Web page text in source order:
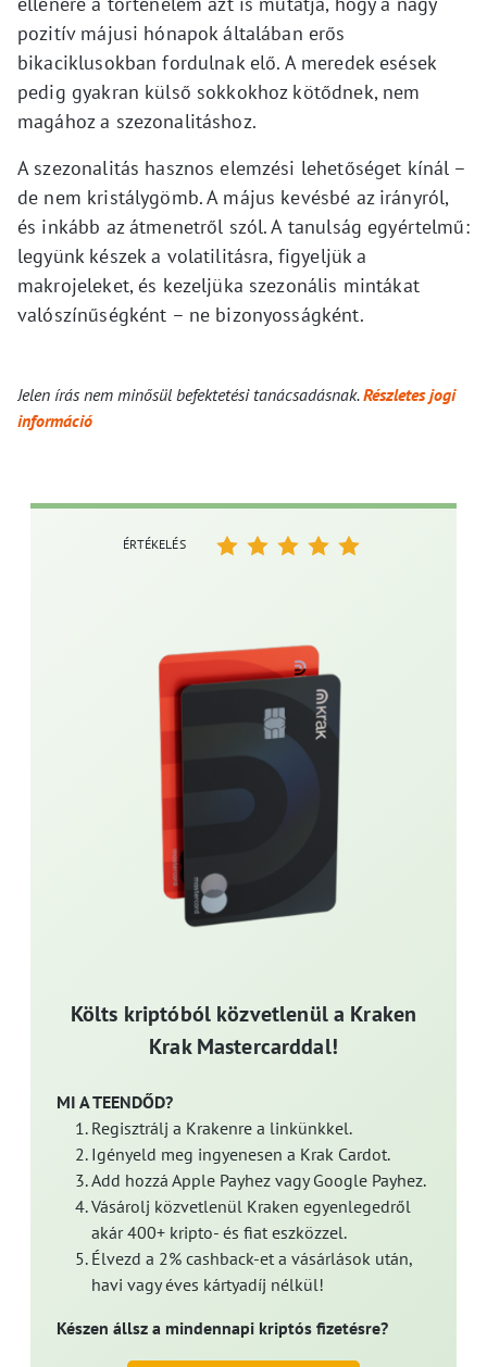
pozitív májusi hónapok általában erős
bikaciklusokban fordulnak elő. A meredek esések
pedig gyakran külső sokkokhoz kötődnek, nem
magához a szezonalitáshoz.
A szezonalitás hasznos elemzési lehetőséget kínál –
de nem kristálygömb. A május kevésbé az irányról,
és inkább az átmenetről szól. A tanulság egyértelmű:
legyünk készek a volatilitásra, figyeljük a
makrojeleket, és kezeljüka szezonális mintákat
valószínűségként – ne bizonyosságként.
Jelen írás nem minősül befektetési tanácsadásnak.Részletes jogi
információ
Költs kriptóból közvetlenül a Kraken
Krak Mastercarddal!
MI A TEENDŐD?
Regisztrálj a Krakenre a linkünkkel.
Igényeld meg ingyenesen a Krak Cardot.
Add hozzá Apple Payhez vagy Google Payhez.
Vásárolj közvetlenül Kraken egyenlegedről
akár 400+ kripto- és fiat eszközzel.
Élvezd a 2% cashback-et a vásárlások után,
havi vagy éves kártyadíj nélkül!
Készen állsz a mindennapi kriptós fizetésre?
ÉRTÉKELÉS